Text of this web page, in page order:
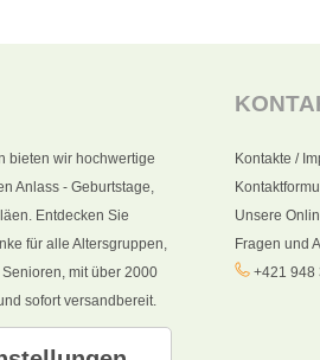
bieten wir hochwertige
Anlass - Geburtstage,
Entdecken Sie
für alle Altersgruppen,
mit über 2000
sofort versandbereit.
Kontakte /
Unsere
Fragen und
+421 948